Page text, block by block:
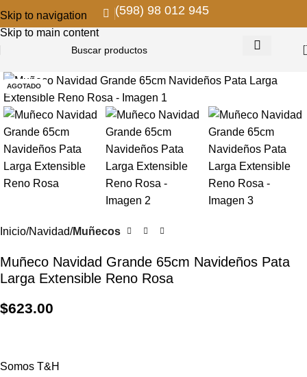
Skip to navigation
Skip to main content
(598) 98 012 945
AGOTADO
Inicio Navidad Muñecos
Muñeco Navidad Grande 65cm Navideños Pata
Larga Extensible Reno Rosa
$623.00
Somos T&H